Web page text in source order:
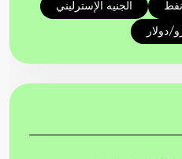
نفط الجنيه الإسترليني
دولار